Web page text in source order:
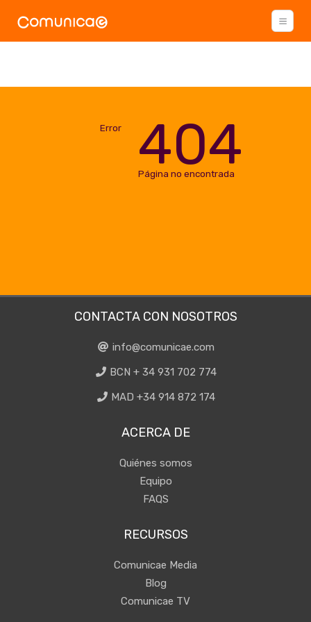
Error 404
Página no encontrada
CONTACTA CON NOSOTROS
info@comunicae.com
BCN + 34 931 702 774
MAD +34 914 872 174
ACERCA DE
Quiénes somos
Equipo
FAQS
RECURSOS
Comunicae Media
Blog
Comunicae TV